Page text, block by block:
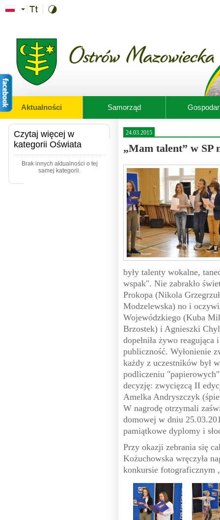
Przejdź do treści
Aktualności Samorząd
Czytaj więcej w
kategorii Oświata
Brak innych aktualności o tej
samej kategorii.
24.03.2015
„Mam talent” w SP
były talenty wokalne,
wspak". Nie zabrakło
Prokopa (Nikola
Modzelewska) no i
Wojewódzkiego (Kuba
Brzostek) i Agnieszki
dopełniła żywo
publiczność. Wyłonienie
każdy z uczestników był
podliczeniu
decyzję: zwycięzcą II
Amelka Andryszczyk
W nagrodę otrzymali
domowej w dniu
pamiątkowe dyplomy i
Przy okazji zebrania się
Kożuchowska wręczyła
konkursie fotograficznym